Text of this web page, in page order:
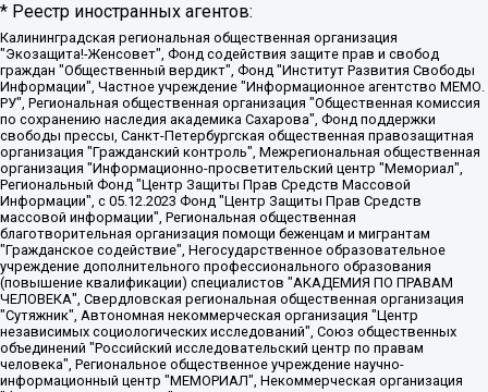
* Реестр иностранных агентов:
Калининградская региональная общественная организация "Экозащита!-Женсовет", Фонд содействия защите прав и свобод граждан "Общественный вердикт", Фонд "Институт Развития Свободы Информации", Частное учреждение "Информационное агентство МЕМО. РУ", Региональная общественная организация "Общественная комиссия по сохранению наследия академика Сахарова", Фонд поддержки свободы прессы, Санкт-Петербургская общественная правозащитная организация "Гражданский контроль", Межрегиональная общественная организация "Информационно-просветительский центр "Мемориал", Региональный Фонд "Центр Защиты Прав Средств Массовой Информации", с 05.12.2023 Фонд "Центр Защиты Прав Средств массовой информации", Региональная общественная благотворительная организация помощи беженцам и мигрантам "Гражданское содействие", Негосударственное образовательное учреждение дополнительного профессионального образования (повышение квалификации) специалистов "АКАДЕМИЯ ПО ПРАВАМ ЧЕЛОВЕКА", Свердловская региональная общественная организация "Сутяжник", Автономная некоммерческая организация "Центр независимых социологических исследований", Союз общественных объединений "Российский исследовательский центр по правам человека", Региональное общественное учреждение научно-информационный центр "МЕМОРИАЛ", Некоммерческая организация "Фонд защиты гласности", Автономная некоммерческая организация "Институт прав человека", Городская общественная организация "Екатеринбургское общество "МЕМОРИАЛ", Городская общественная организация "Рязанское историко-просветительское и правозащитное общество "Мемориал" (Рязанский Мемориал), Челябинский региональный орган общественной самодеятельности – женское общественное объединение "Женщины Евразии", Челябинский региональный орган общественной самодеятельности "Уральская правозащитная группа", Фонд содействия защите здоровья и социальной справедливости имени Андрея Рылькова, Автономная Некоммерческая Организация "Аналитический Центр Юрия Левады", Автономная некоммерческая организация социальной поддержки населения "Проект Апрель", Региональная общественная организация помощи женщинам и детям, находящимся в кризисной ситуации "Информационно-методический центр "Анна", Фонд содействия развитию массовых коммуникаций и правовому просвещению "Так-так-Так", Фонд содействия устойчивому развитию "Серебряная тайга", Свердловский региональный общественный фонд социальных проектов "Новое время", "Idel.Реалии", Кавказ.Реалии, Крым.Реалии, Телеканал Настоящее Время, Татаро-башкирская служба Радио Свобода (Azatliq Radiosi), Радио Свободная Европа/Радио Свобода (PCE/PC), "Сибирь.Реалии", "Фактограф", Благотворительный фонд помощи осужденным и их семьям, Автономная некоммерческая организация "Институт глобализации и социальных движений", Фонд "В защиту прав заключенных", Частное учреждение "Центр поддержки и содействия развитию средств массовой информации", Пензенский региональный общественный благотворительный фонд "Гражданский союз", "Север.Реалии", Некоммерческая организация Фонд "Правовая инициатива", Общество с ограниченной ответственностью "Радио Свободная Европа/Радио Свобода", Чешское информационное агентство "MEDIUM-ORIENT", Красноярская региональная общественная организация "Мы против СПИДа", Камалягин Денис Николаевич, Маркелов Сергей Евгеньевич, Пономарев Лев Александрович, Савицкая Людмила Алексеевна, Автономная некоммерческая организация "Центр по работе с проблемой насилия "НАСИЛИЮ.НЕТ", Межрегиональный профессиональный союз работников здравоохранения "Альянс врачей", Юридическое лицо, зарегистрированное в Латвийской Республике, SIA "Medusa Project" (регистрационный номер 40103797863, дата регистрации 10.06.2014), Некоммерческая организация "Фонд по борьбе с коррупцией", Автономная некоммерческая организация "Институт права и публичной политики", Баданин Роман Сергеевич, Гликин Максим Александрович, Железнова Мария Михайловна, Лукьянова Юлия Сергеевна, Маетная Елизавета Витальевна, Маняхин Петр Борисович, Чуракова Ольга Владимировна, Ярош Юлия Петровна, Юридическое лицо "The Insider SIA", зарегистрированное в Риге, Латвийская Республика (дата регистрации 26.06.2015), являющееся администратором доменного имени интернет-издания "The Insider SIA", https://theins.ru, Постернак Алексей Евгеньевич, Рубин Михаил Аркадьевич, Анин Роман Александрович, Юридическое лицо Istories fonds, зарегистрированное в Латвийской Республике (регистрационный номер 50008295751, дата регистрации 24.02.2020), Великовский Дмитрий Александрович, Долинина Ирина Николаевна, Мароховская Алеся Алексеевна, Шлейнов Роман Юрьевич, Шмагун Олеся Валентиновна, Общество с ограниченной ответственностью "Альтаир 2021", Общество с ограниченной ответственностью "Вега 2021", Общество с ограниченной ответственностью "Главный редактор 2021", Общество с ограниченной ответственностью "Ромашки монолит", Важенков Артем Валерьевич, Ивановская областная общественная организация "Центр гендерных исследований", Гурман Юрий Альбертович, Медиапроект "ОВД-Инфо", Егоров Владимир Владимирович, Жилинский Владимир Александрович, Общество с ограниченной ответственностью "ЗП", Иванова София Юрьевна, Карезина Инна Павловна, Кильтау Екатерина Викторовна, Петров Алексей Викторович, Пискунов Сергей Евгеньевич, Смирнов Сергей Сергеевич, Тихонов Михаил Сергеевич, Общество с ограниченной ответственностью "ЖУРНАЛИСТ-ИНОСТРАННЫЙ АГЕНТ", Арапова Галина Юрьевна, Вольтская Татьяна Анатольевна, Американская компания "Mason G.E.S. Anonymous Foundation" (США), являющаяся владельцем интернет-издания https://mnews.world/, Компания "Stichting Bellingcat", зарегистрированная в Нидерландах (дата регистрации 11.07.2018), Захаров Андрей Вячеславович, Клепиковская Екатерина Дмитриевна, Общество с ограниченной ответственностью "МЕМО", Перл Роман Александрович, Симонов Евгений Алексеевич, Соловьева Елена Анатольевна, Сотников Даниил Владимирович, Сурначева Елизавета Дмитриевна, Автономная некоммерческая организация по защите прав человека и информированию населения "Якутия – Наше Мнение", Общество с ограниченной ответственностью "Москоу диджитал медиа", с 26.01.2023 Общество с ограниченной ответственностью "Чайка Белые сады", Ветошкина Валерия Валерьевна, Заговора Максим Александрович, Межрегиональное общественное движение "Российская ЛГБТ - сеть", Оленичев Максим Владимирович, Павлов Иван Юрьевич, Скворцова Елена Сергеевна, Общество с ограниченной ответственностью "Как бы инагент", Кочетков Игорь Викторович, Общество с ограниченной ответственностью "Честные выборы", Еланчик Олег Александрович, Общество с ограниченной ответственностью "Нобелевский призыв", Гималова Регина Эмилевна, Григорьев Андрей Валерьевич, Григорьева Алина Александровна, Ассоциация по содействию защите прав призывников, альтернативнослужащих и военнослужащих "Правозащитная группа "Гражданин.Армия.Право", Хисамова Регина Фаритовна, Автономная некоммерческая организация по реализации социально-правовых программ "Лилит", Дальневосточное общественное движение "Маяк", Санкт-Петербургская ЛГБТ-инициативная группа "Выход", Инициативная группа ЛГБТ+ "Реверс", Алексеев Андрей Викторович, Бекбулатова Таисия Львовна, Беляев Иван Михайлович, Владыкина Елена Сергеевна, Гельман Марат Александрович, Никульшина Вероника Юрьевна, Толоконникова Надежда Андреевна, Шендерович Виктор Анатольевич, Общество с ограниченной ответственностью "Данное сообщение", Общество с ограниченной ответственностью Издательский дом "Новая глава", Айнбиндер Александра Александровна, Московский комьюнити-центр для ЛГБТ+инициатив, Благотворительный фонд развития филантропии, Deutsche Welle (Германия, Kurt-Schumacher-Strasse 3, 53113 Bonn), Борзунова Мария Михайловна, Воробьев Виктор Викторович, Голубева Анна Львовна, Константинова Алла Михайловна, Малкова Ирина Владимировна, Мурадов Мурад Абдулгалимович, Осетинская Елизавета Николаевна, Понасенков Евгений Николаевич, Ганапольский Матвей Юрьевич, Киселев Евгений Алексеевич, Борухович Ирина Григорьевна, Дремин Иван Тимофеевич, Дубровский Дмитрий Викторович, Красноярская региональная общественная организация поддержки и развития альтернативных образовательных технологий и межкультурных коммуникаций "ИНТЕРРА", Маяковская Екатерина Алексеевна, Фейгин Марк Захарович, Филимонов Андрей Викторович, Дзугкоева Регина Николаевна, Доброхотов Роман Александрович, Дудь Юрий Александрович, Елкин Сергей Владимирович, Кругликов Кирилл Игоревич, Сабунаева Мария Леонидовна, Семенов Алексей Владимирович, Шаинян Карен Багратович, Шульман Екатерина Михайловна, Асафьев Артур Валерьевич, Вахштайн Виктор Семенович, Венедиктов Алексей Алексеевич, Лушникова Екатерина Евгеньевна, Волков Леонид Михайлович, Невзоров Александр Глебович, Пархоменко Сергей Борисович, Сироткин Ярослав Николаевич, Кара-Мурза Владимир Владимирович, Баранова Наталья Владимировна, Гозман Леонид Яковлевич, Кагарлицкий Борис Юльевич, Климарев Михаил Валерьевич, Милов Владимир Станиславович, Автономная некоммерческая организация Краснодарский центр современного искусства "Типография", Моргенштерн Алишер Тагирович, Соболь Любовь Эдуардовна, Общество с ограниченной ответственностью "ЛИЗА НОРМ", Каспаров Гарри Кимович, Ходорковский Михаил Борисович, Общество с ограниченной ответственностью "Апрельские тезисы", Данилович Ирина Брониславовна, Кашин Олег Владимирович, Петров Николай Владимирович, Пивоваров Алексей Владимирович, Соколов Михаил Владимирович, Цветкова Юлия Владимировна, Чичваркин Евгений Александрович, Комитет против пыток/Команда против пыток, Общество с ограниченной ответственностью "Первый научный", Общество с ограниченной ответственностью "Вертолет и ко", Белоцерковская Вероника Борисовна, Кац Максим Евгеньевич, Лазарева Татьяна Юрьевна, Шаведдинов Руслан Табризович, Яшин Илья Валерьевич, Общество с ограниченной ответственностью "Иноагент ААВ", Алешковский Дмитрий Петрович, Альбац Евгения Марковна, Быков Дмитрий Львович, Галямина Юлия Евгеньевна, Лойко Сергей Леонидович, Мартынов Кирилл Константинович, Медведев Сергей Александрович, Крашенинников Федор Геннадиевич, Гордеева Катерина Вл